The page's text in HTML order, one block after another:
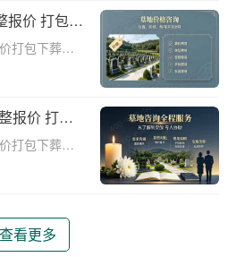
单直降数千
明智的选
报价 打包下
打包下葬服
园电话:400-
园作为国内
生
报价 打包
福利解析
打包下葬服
与专属优惠
园作
查看更多